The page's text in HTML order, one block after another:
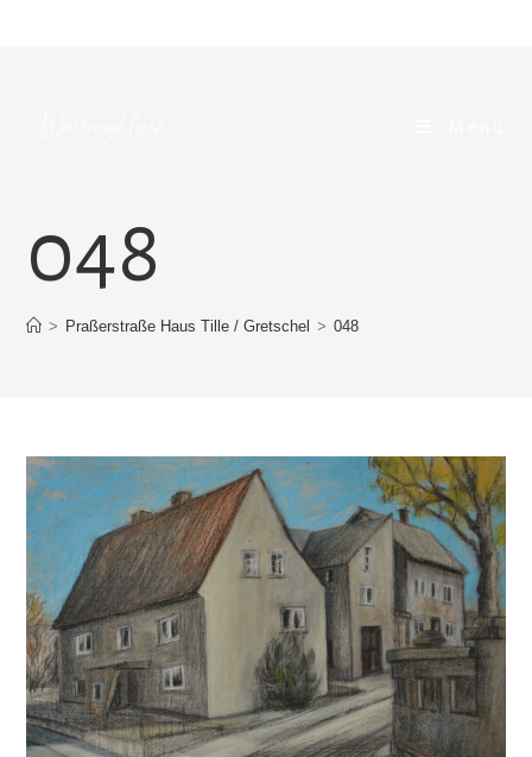
048
> Praßerstraße Haus Tille / Gretschel > 048